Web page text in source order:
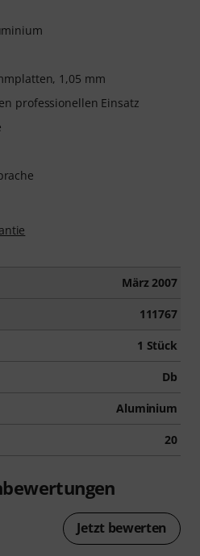
1,05 mm
professionellen Einsatz
März 2007
111767
1 Stück
Db
Aluminium
20
Jetzt bewerten